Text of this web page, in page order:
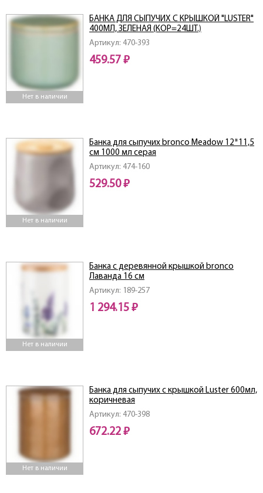
Нет в наличии
Артикул: 470-393
БАНКА ДЛЯ СЫПУЧИХ С КРЫШКОЙ "LUSTER"
400МЛ, ЗЕЛЕНАЯ (КОР=24ШТ.)
459.57 ₽
Нет в наличии
Артикул: 474-160
Банка для сыпучих bronco Meadow 12*11,5
см 1000 мл серая
529.50 ₽
Нет в наличии
Артикул: 189-257
Банка с деревянной крышкой bronco
Лаванда 16 см
1 294.15 ₽
Нет в наличии
Артикул: 470-398
Банка для сыпучих с крышкой Luster 600мл,
коричневая
672.22 ₽